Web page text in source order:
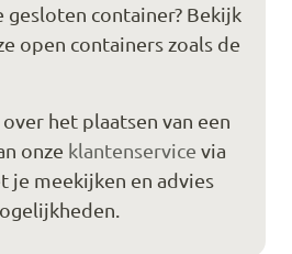
container? Bekijk
open containers zoals de
het plaatsen van een
onze klantenservice via
je meekijken en advies